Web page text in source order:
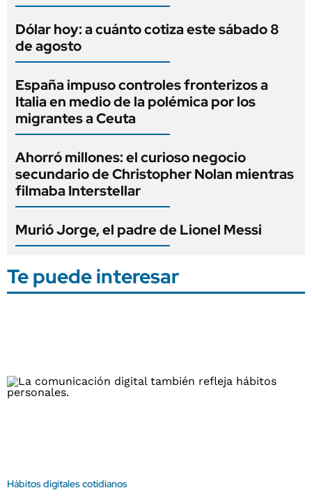
Dólar hoy: a cuánto cotiza este sábado 8
de agosto
España impuso controles fronterizos a
Italia en medio de la polémica por los
migrantes a Ceuta
Ahorró millones: el curioso negocio
secundario de Christopher Nolan mientras
filmaba Interstellar
Murió Jorge, el padre de Lionel Messi
Te puede interesar
Hábitos digitales cotidianos